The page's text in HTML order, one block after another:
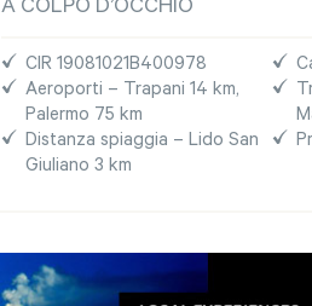
A COLPO D’OCCHIO
CIR 19081021B400978
Aeroporti – Trapani 14 km,
Palermo 75 km
Distanza spiaggia – Lido San
Giuliano 3 km